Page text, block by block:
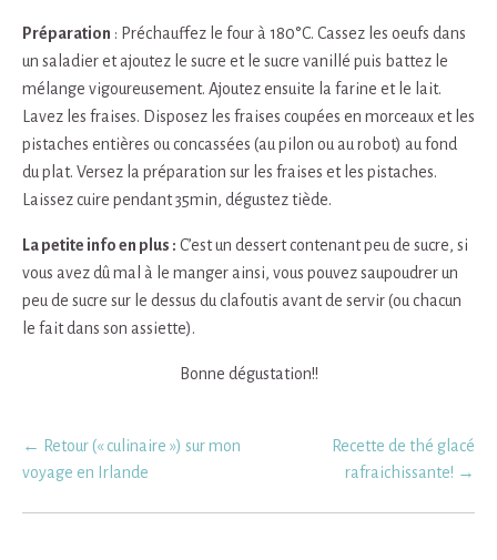
Préparation : Préchauffez le four à 180°C. Cassez les oeufs dans
un saladier et ajoutez le sucre et le sucre vanillé puis battez le
mélange vigoureusement. Ajoutez ensuite la farine et le lait.
Lavez les fraises. Disposez les fraises coupées en morceaux et les
pistaches entières ou concassées (au pilon ou au robot) au fond
du plat. Versez la préparation sur les fraises et les pistaches.
Laissez cuire pendant 35min, dégustez tiède.
La petite info en plus : C’est un dessert contenant peu de sucre, si
vous avez dû mal à le manger ainsi, vous pouvez saupoudrer un
peu de sucre sur le dessus du clafoutis avant de servir (ou chacun
le fait dans son assiette).
Bonne dégustation!!
Post
navigation
← Retour (« culinaire ») sur mon
voyage en Irlande
Recette de thé glacé
rafraichissante! →